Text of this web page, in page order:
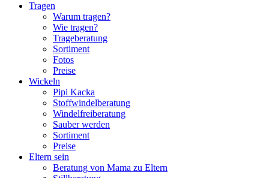
Tragen
Warum tragen?
Wie tragen?
Trageberatung
Sortiment
Fotos
Preise
Wickeln
Pipi Kacka
Stoffwindelberatung
Windelfreiberatung
Sauber werden
Sortiment
Preise
Eltern sein
Beratung von Mama zu Eltern